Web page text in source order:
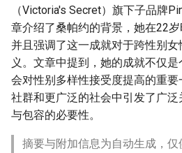
c
h
（Victoria's Secret）旗下子品牌
章介绍了桑帕约的背景，她在22岁
并且强调了这一成就对于跨性别
义。文章中提到，她的成就不仅
会对性别多样性接受度提高的重
社群和更广泛的社会中引发了广
与包容的必要性。
摘要与附加信息为自动生成，